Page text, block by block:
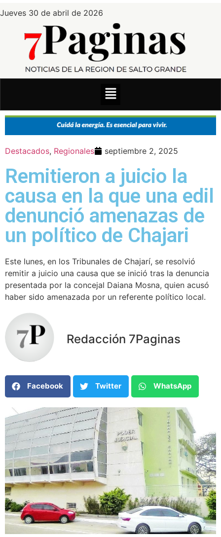
Jueves 30 de abril de 2026
Destacados, Regionales septiembre 2, 2025
Remitieron a juicio la
causa en la que una edil
denunció amenazas de
un político de Chajari
Este lunes, en los Tribunales de Chajarí, se resolvió
remitir a juicio una causa que se inició tras la denuncia
presentada por la concejal Daiana Mosna, quien acusó
haber sido amenazada por un referente político local.
Redacción 7Paginas
Facebook Twitter WhatsApp